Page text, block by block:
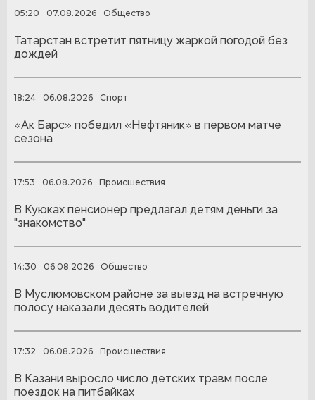
05:20 07.08.2026 Общество
Татарстан встретит пятницу жаркой погодой без
дождей
18:24 06.08.2026 Спорт
«Ак Барс» победил «Нефтяник» в первом матче
сезона
17:53 06.08.2026 Происшествия
В Куюках пенсионер предлагал детям деньги за
"знакомство"
14:30 06.08.2026 Общество
В Муслюмовском районе за выезд на встречную
полосу наказали десять водителей
17:32 06.08.2026 Происшествия
В Казани выросло число детских травм после
поездок на питбайках